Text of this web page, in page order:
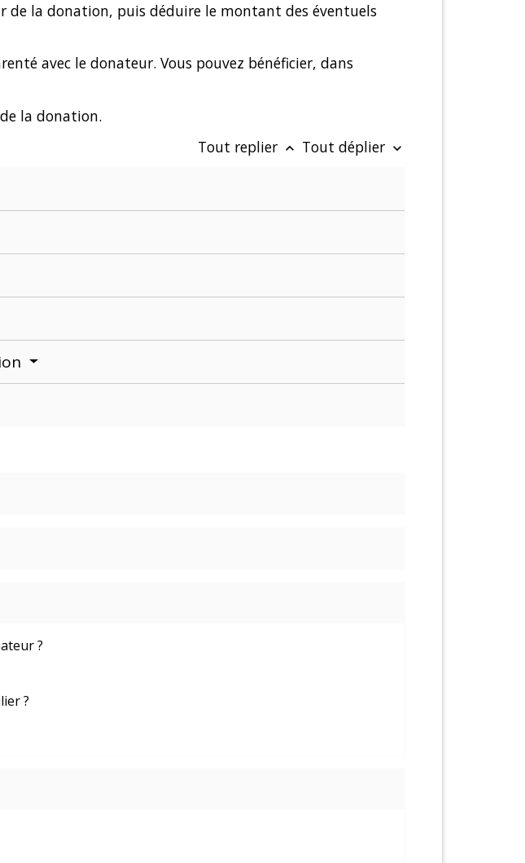
la donation, puis déduire le montant des éventuels
avec le donateur. Vous pouvez bénéficier, dans
la donation.
Tout replier keyboard_arrow_up Tout déplier keyboard_arrow_down
?
?